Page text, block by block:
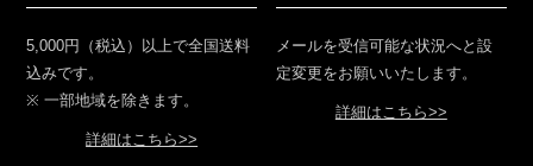
5,000円（税込）以上で全国送料
込みです。
※ 一部地域を除きます。
詳細はこちら>>
メールを受信可能な状況へと設
定変更をお願いいたします。
詳細はこちら>>